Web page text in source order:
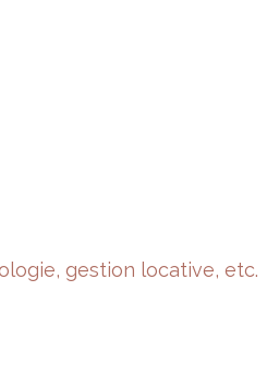
, gestion locative, etc.